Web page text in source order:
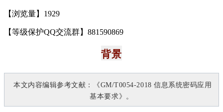
【浏览量】 1929
【等级保护QQ交流群】881590869
背景
本文内容编辑参考文献：《GM/T0054-2018 信息系统密码应用
基本要求》
。